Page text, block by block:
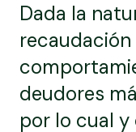
Dada la
deudores
por lo cual